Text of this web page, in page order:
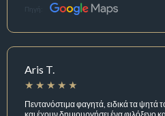
Πηγή:
Aris T.
Πεντανόστιμα φαγητά, ειδικά τα ψητά